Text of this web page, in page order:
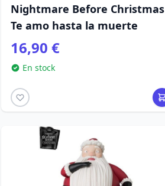
Nightmare Before Christmas
Te amo hasta la muerte
16,90 €
En stock